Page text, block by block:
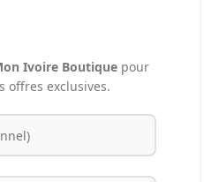
Ivoire Boutiquepour
offres exclusives.